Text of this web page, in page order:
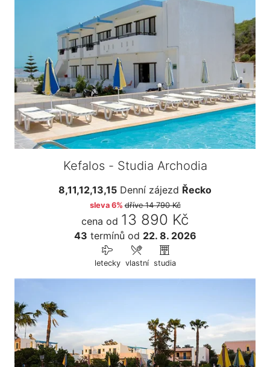
Kefalos - Studia Archodia
8,11,12,13,15 Denní zájezd Řecko
sleva 6% dříve14 790 Kč
cena od 13 890 Kč
43 termínů od 22. 8. 2026
letecky vlastní studia